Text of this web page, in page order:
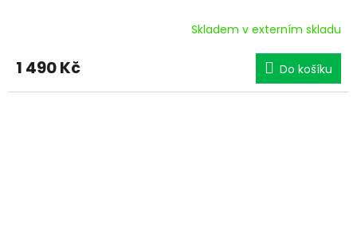
R
M
A
Skladem v externím skladu
1 490 Kč Do košíku